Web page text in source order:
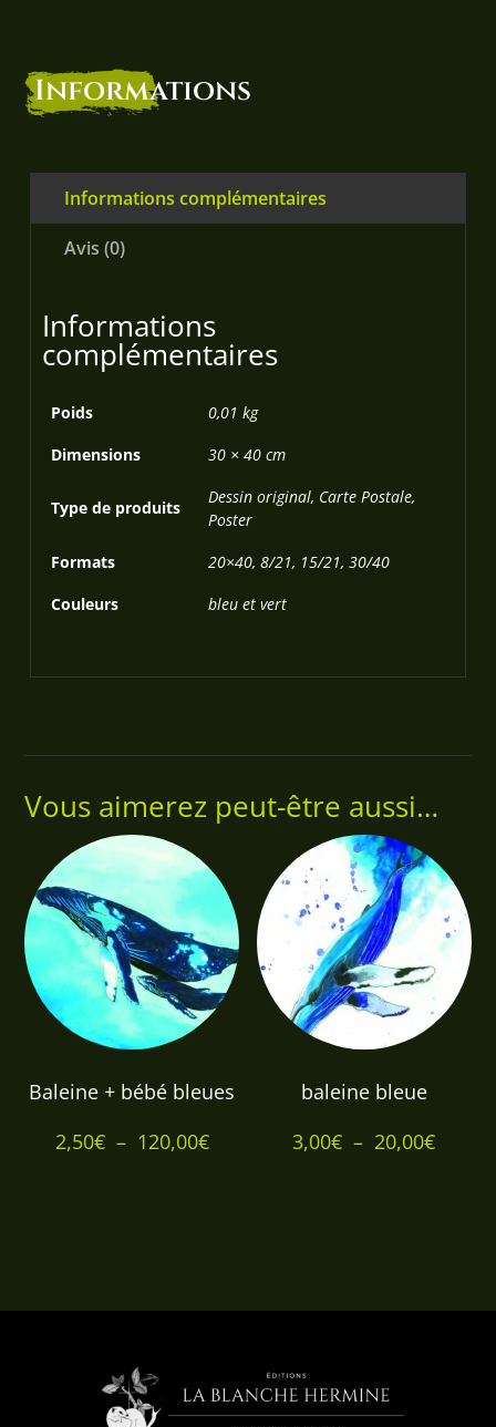
Informations
Informations complémentaires
Avis (0)
Informations
complémentaires
Poids
0,01 kg
Dimensions
30 × 40 cm
Type de produits
Dessin original, Carte Postale,
Poster
Formats
20×40, 8/21, 15/21, 30/40
Couleurs
bleu et vert
Vous aimerez peut-être aussi…
Baleine + bébé bleues
2,50€ – 120,00€Plage
baleine bleue
3,00€ – 20,00€Plage